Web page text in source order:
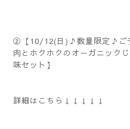
②【10/12(日)♪数量限定♪ご
肉とホクホクのオーガニック
味セット】
詳細はこちら↓↓↓↓↓